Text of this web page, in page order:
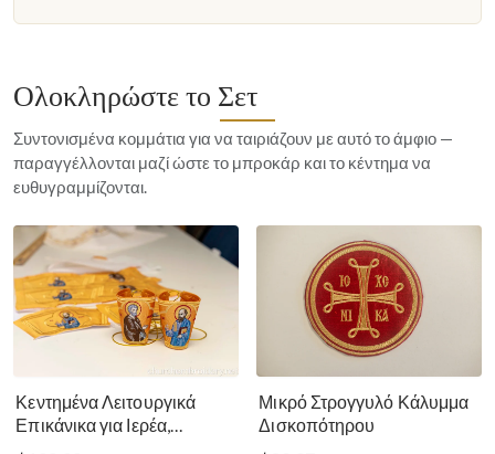
Ολοκληρώστε το Σετ
Συντονισμένα κομμάτια για να ταιριάζουν με αυτό το άμφιο —
παραγγέλλονται μαζί ώστε το μπροκάρ και το κέντημα να
ευθυγραμμίζονται.
Κεντημένα Λειτουργικά
Επικάνικα για Ιερέα,
Διάκονο, Επίσκοπο Πέτρο
Μικρό Στρογγυλό Κάλυμμα
Δισκοπότηρου